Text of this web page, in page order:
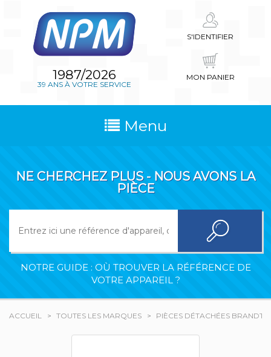
1987/2026
39 ANS À VOTRE SERVICE
S'IDENTIFIER
MON PANIER
Menu
NE CHERCHEZ PLUS - NOUS AVONS LA
PIÈCE
NOTRE GUIDE : OÙ TROUVER LA RÉFÉRENCE DE
VOTRE APPAREIL ?
ACCUEIL TOUTES LES MARQUES PIÈCES DÉTACHÉES BRANDT